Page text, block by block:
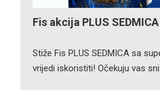
Fis akcija PLUS
Stiže Fis PLUS SEDMICA sa
vrijedi iskoristiti! Očekuju vas